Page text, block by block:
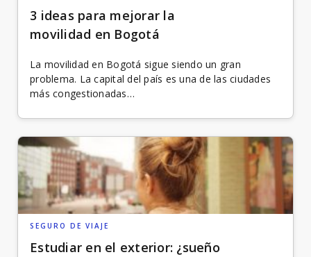
3 ideas para mejorar la
movilidad en Bogotá
La movilidad en Bogotá sigue siendo un gran
problema. La capital del país es una de las ciudades
más congestionadas…
SEGURO DE VIAJE
Estudiar en el exterior: ¿sueño